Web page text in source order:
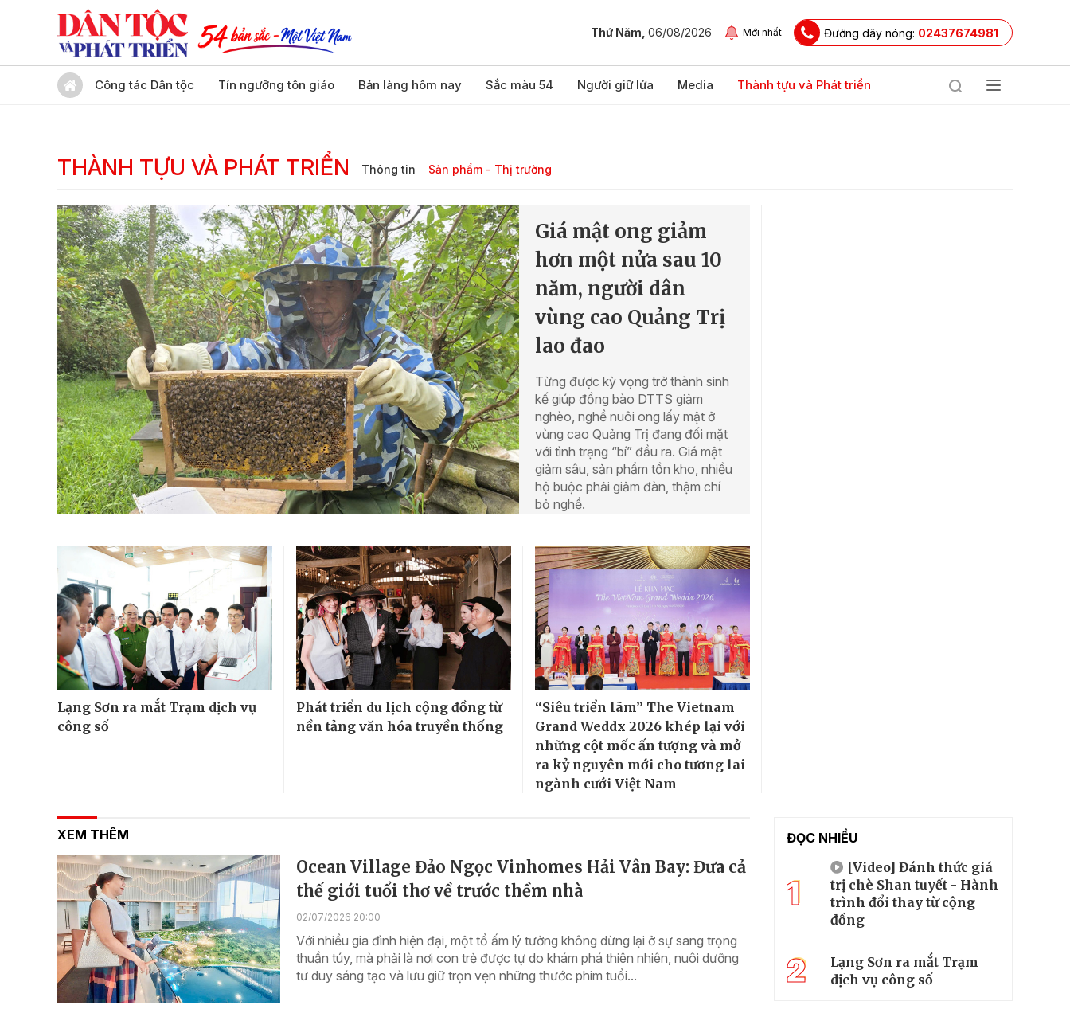
Thứ Năm, 06/08/2026 Mới nhất Đường dây nóng: 02437674981
Công tác Dân tộc Tín ngưỡng tôn giáo Bản làng hôm nay Sắc màu 54 Người giữ lửa Media Thành tựu và Phát triển
THÀNH TỰU VÀ PHÁT TRIỂN Thông tin Sản phẩm - Thị trường
Giá mật ong giảm
hơn một nửa sau 10
năm, người dân
vùng cao Quảng Trị
lao đao
Từng được kỳ vọng trở thành sinh
kế giúp đồng bào DTTS giảm
nghèo, nghề nuôi ong lấy mật ở
vùng cao Quảng Trị đang đối mặt
với tình trạng “bí” đầu ra. Giá mật
giảm sâu, sản phẩm tồn kho, nhiều
hộ buộc phải giảm đàn, thậm chí
bỏ nghề.
Lạng Sơn ra mắt Trạm dịch vụ
công số
Phát triển du lịch cộng đồng từ
nền tảng văn hóa truyền thống
“Siêu triển lãm” The Vietnam
Grand Weddx 2026 khép lại với
những cột mốc ấn tượng và mở
ra kỷ nguyên mới cho tương lai
ngành cưới Việt Nam
XEM THÊM
Ocean Village Đảo Ngọc Vinhomes Hải Vân Bay: Đưa cả
thế giới tuổi thơ về trước thềm nhà
02/07/2026 20:00
Với nhiều gia đình hiện đại, một tổ ấm lý tưởng không dừng lại ở sự sang trọng
thuần túy, mà phải là nơi con trẻ được tự do khám phá thiên nhiên, nuôi dưỡng
tư duy sáng tạo và lưu giữ trọn vẹn những thước phim tuổi...
ĐỌC NHIỀU
1
[Video] Đánh thức giá
trị chè Shan tuyết - Hành
trình đổi thay từ cộng
đồng
2
Lạng Sơn ra mắt Trạm
dịch vụ công số